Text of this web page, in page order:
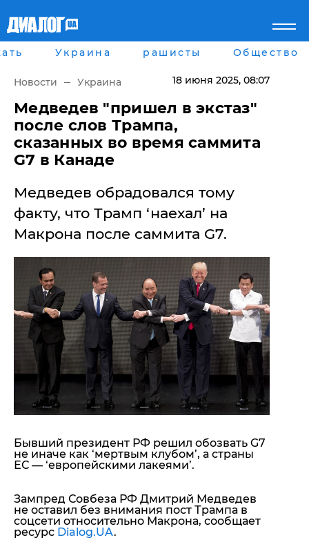
Главная
рассея
Мир
Беларусь
Военное обозрение
Наука и Техника
Экономика
Блоги
Шоу-биз
Здоровье
Культура
Города
Харьков
Днепр
Львов
Война на Донбассе и в
Крыму
"ДНР"
"ЛНР"
Оккупация Крыма
Новости Крыма
Армия Украины
Лайф стайл
Здоровье
Помощь проекту
Стиль Диалога
Шоу-биз
Культура
Общество
Пресс-релизы Авторское
Блоги
ИноСМИ
Украина рашисты Общество
Новости Украина 18 июня 2025, 08:07
​Медведев "пришел в экстаз"
после слов Трампа,
сказанных во время саммита
G7 в Канаде
Медведев обрадовался тому
факту, что Трамп ‘наехал’ на
Макрона после саммита G7.
Бывший президент РФ решил обозвать G7
не иначе как ‘мертвым клубом’, а страны
ЕС — ‘европейскими лакеями’.
Зампред Совбеза РФ Дмитрий Медведев
не оставил без внимания пост Трампа в
соцсети относительно Макрона, сообщает
ресурс Dialog.UA.